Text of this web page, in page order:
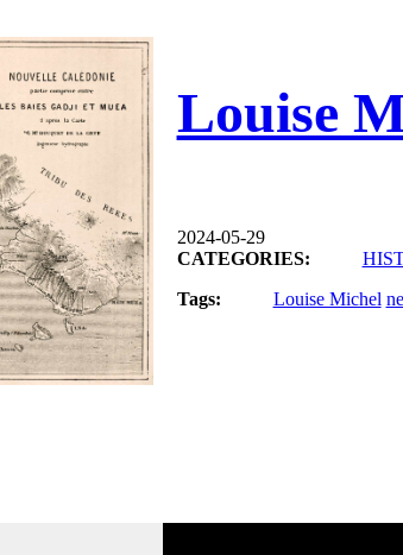
Louise
2024-05-29
CATEGORIES:
Tags:
Louise Michel